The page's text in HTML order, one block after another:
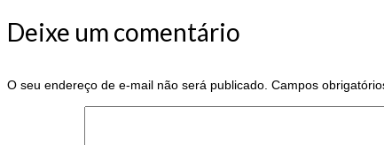
Deixe um comentário
O seu endereço de e-mail não será publicado. Campos